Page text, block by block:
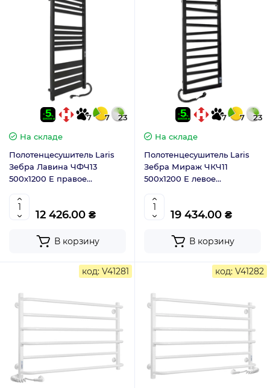
7 7
23
На складе
Полотенцесушитель Laris
Зебра Лавина ЧФЧ13
500х1200 E правое
12 426.00 ₴
В корзину
7 7
23
На складе
Полотенцесушитель Laris
Зебра Мираж ЧКЧ11
500х1200 E левое
19 434.00 ₴
В корзину
код: V41281 код: V41282